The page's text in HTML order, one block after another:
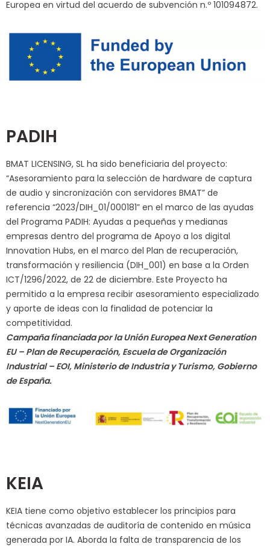
Europea en virtud del acuerdo de subvención n.º 101094872.
PADIH
BMAT LICENSING, SL ha sido beneficiaria del proyecto:
“Asesoramiento para la selección de hardware de captura
de audio y sincronización con servidores BMAT” de
referencia “2023/DIH_01/000181” en el marco de las ayudas
del Programa PADIH: Ayudas a pequeñas y medianas
empresas dentro del programa de Apoyo a los digital
Innovation Hubs, en el marco del Plan de recuperación,
transformación y resiliencia (DIH_001) en base a la Orden
ICT/1296/2022, de 22 de diciembre. Este Proyecto ha
permitido a la empresa recibir asesoramiento especializado
y aporte de ideas con la finalidad de potenciar la
competitividad.
Campaña financiada por la Unión Europea Next Generation
EU – Plan de Recuperación, Escuela de Organización
Industrial – EOI, Ministerio de Industria y Turismo, Gobierno
de España.
KEIA
KEIA tiene como objetivo establecer los principios para
técnicas avanzadas de auditoría de contenido en música
generada por IA. Aborda la falta de transparencia de los